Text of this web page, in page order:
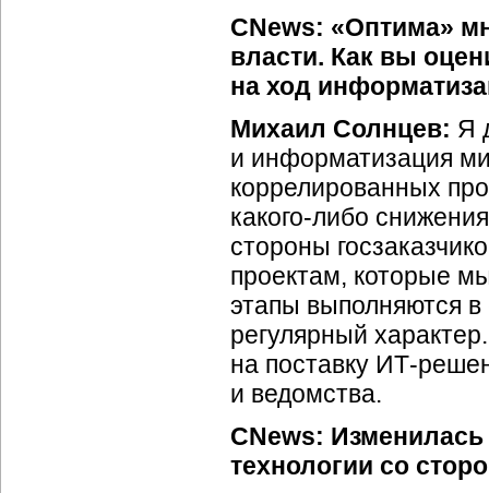
CNews: «Оптима»
власти. Как вы
на ход
Михаил Солнцев: Я
и информатизация
коррелированных
какого-либо
стороны
проектам, которые
этапы выполняются
регулярный
на поставку ИТ-
и ведомства.
CNews:
технологии со